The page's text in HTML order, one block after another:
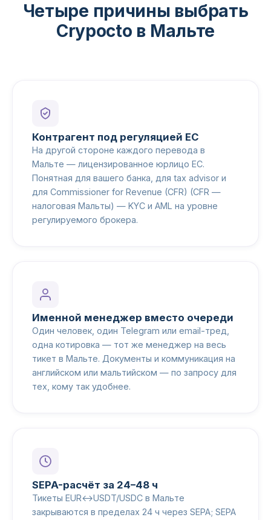
Четыре причины выбрать
Crypocto в Мальте
Контрагент под регуляцией ЕС
На другой стороне каждого перевода в
Мальте — лицензированное юрлицо ЕС.
Понятная для вашего банка, для tax advisor и
для Commissioner for Revenue (CFR) (CFR —
налоговая Мальты) — KYC и AML на уровне
регулируемого брокера.
Именной менеджер вместо очереди
Один человек, один Telegram или email-тред,
одна котировка — тот же менеджер на весь
тикет в Мальте. Документы и коммуникация на
английском или мальтийском — по запросу для
тех, кому так удобнее.
SEPA-расчёт за 24–48 ч
Тикеты EUR↔USDT/USDC в Мальте
закрываются в пределах 24 ч через SEPA; SEPA